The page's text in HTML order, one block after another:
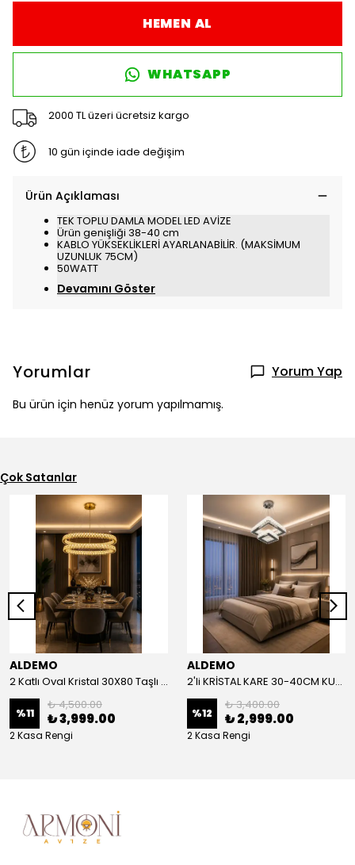
HEMEN AL
WHATSAPP
2000 TL üzeri ücretsiz kargo
10 gün içinde iade değişim
Ürün Açıklaması
TEK TOPLU DAMLA MODEL LED AVİZE
Ürün genişliği 38-40 cm
KABLO YÜKSEKLİKLERİ AYARLANABİLİR. (MAKSİMUM
UZUNLUK 75CM)
50WATT
Devamını Göster
Yorumlar Yorum Yap
Bu ürün için henüz yorum yapılmamış.
Çok Satanlar
ALDEMO
2 Katlı Oval Kristal 30X80 Taşlı KUMANDALI Led Avize
%11
₺ 4,500.00
₺ 3,999.00
2 Kasa Rengi
ALDEMO
2'li KRİSTAL KARE 30-40CM KUMANDALI LED AVİZE
%12
₺ 3,400.00
₺ 2,999.00
2 Kasa Rengi